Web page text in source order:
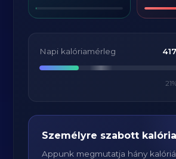
Napi kalóriamérleg 417
21
Személyre szabott
Appunk megmutatja hány